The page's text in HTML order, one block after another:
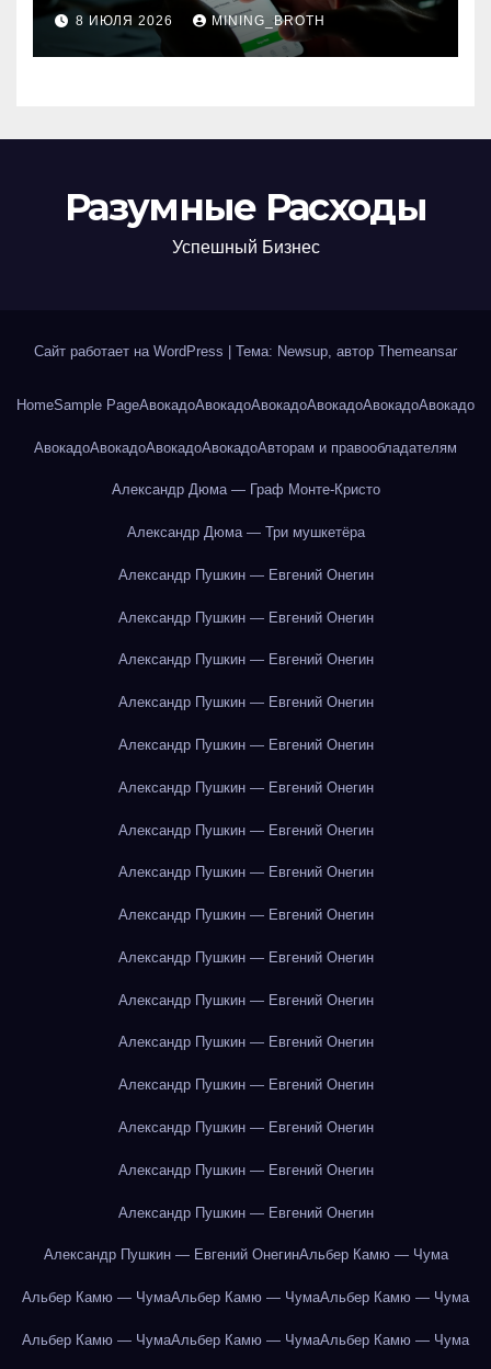
8 ИЮЛЯ 2026 MINING_BROTH
Разумные Расходы
Успешный Бизнес
Сайт работает на WordPress Тема: Newsup, автор Themeansar
HomeSample PageАвокадоАвокадоАвокадоАвокадоАвокадоАвокадо
АвокадоАвокадоАвокадоАвокадоАвторам и правообладателям
Александр Дюма — Граф Монте-Кристо
Александр Дюма — Три мушкетёра
Александр Пушкин — Евгений Онегин
Александр Пушкин — Евгений Онегин
Александр Пушкин — Евгений Онегин
Александр Пушкин — Евгений Онегин
Александр Пушкин — Евгений Онегин
Александр Пушкин — Евгений Онегин
Александр Пушкин — Евгений Онегин
Александр Пушкин — Евгений Онегин
Александр Пушкин — Евгений Онегин
Александр Пушкин — Евгений Онегин
Александр Пушкин — Евгений Онегин
Александр Пушкин — Евгений Онегин
Александр Пушкин — Евгений Онегин
Александр Пушкин — Евгений Онегин
Александр Пушкин — Евгений Онегин
Александр Пушкин — Евгений Онегин
Александр Пушкин — Евгений ОнегинАльбер Камю — Чума
Альбер Камю — ЧумаАльбер Камю — ЧумаАльбер Камю — Чума
Альбер Камю — ЧумаАльбер Камю — ЧумаАльбер Камю — Чума